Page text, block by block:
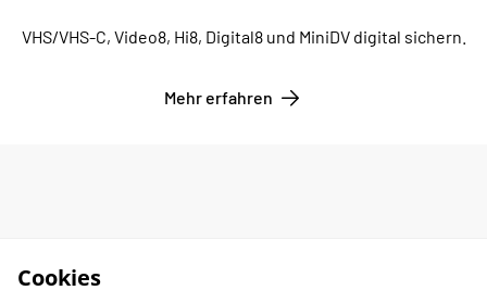
VHS/VHS-C, Video8, Hi8, Digital8 und MiniDV digital sichern.
Mehr erfahren
Cookies